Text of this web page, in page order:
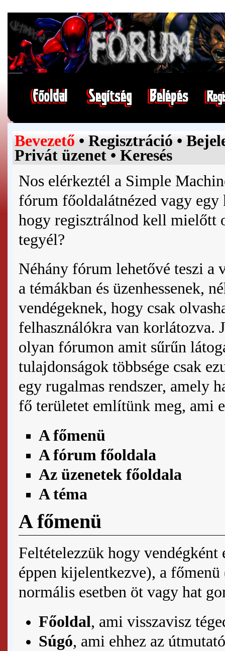
Bevezető • Regisztráció •
Privát üzenet• Keresés
Nos elérkeztél a Simple
fórum főoldalátnézed vagy
hogy regisztrálnod kell mielőtt
tegyél?
Néhány fórum lehetővé teszi a
a témákban és üzenhessenek,
vendégeknek, hogy csak
felhasználókra van korlátozva.
olyan fórumon amit sűrűn
tulajdonságok többsége csak
egy rugalmas rendszer, amely
fő területet említünk meg, ami
A főmenü
A fórum főoldala
Az üzenetek főoldala
A téma
A főmenü
Feltételezzük hogy
éppen kijelentkezve), a
normális esetben öt vagy hat
Főoldal, ami visszavisz
Súgó, ami ehhez az